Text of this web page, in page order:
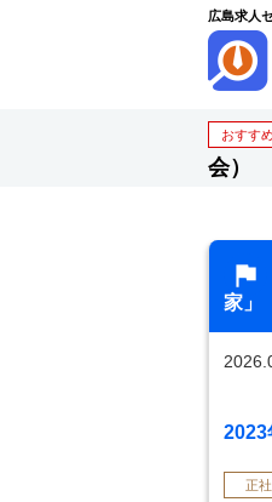
広島求人
おすす
会）
家」
2023
正